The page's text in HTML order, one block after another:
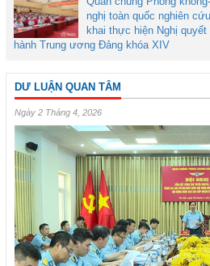
nghị toàn quốc nghiên
khai thực hiện Nghị
hành Trung ương Đảng khóa XIV
DƯ LUẬN QUAN TÂM
Ngày 2 Tháng 4, 2026